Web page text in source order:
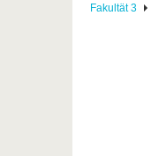
Fakultät 3